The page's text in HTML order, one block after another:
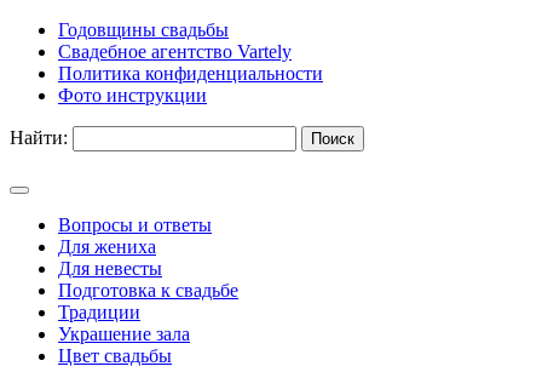
Годовщины свадьбы
Свадебное агентство Vartely
Политика конфиденциальности
Фото инструкции
Найти:
Вопросы и ответы
Для жениха
Для невесты
Подготовка к свадьбе
Традиции
Украшение зала
Цвет свадьбы